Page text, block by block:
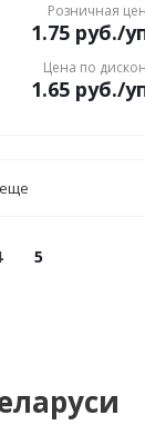
Розничная
1.75руб./
Цена по
1.65руб./
5